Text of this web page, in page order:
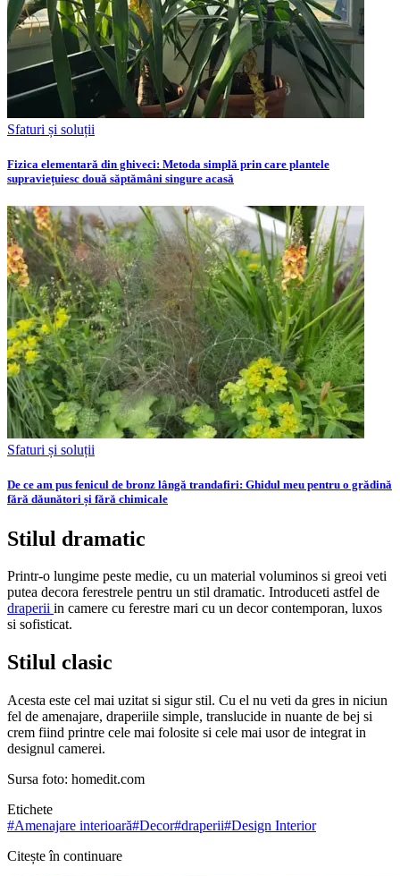
Sfaturi și soluții
Fizica elementară din ghiveci: Metoda simplă prin care plantele
supraviețuiesc două săptămâni singure acasă
Sfaturi și soluții
De ce am pus fenicul de bronz lângă trandafiri: Ghidul meu pentru o grădină
fără dăunători și fără chimicale
Stilul dramatic
Printr-o lungime peste medie, cu un material voluminos si greoi veti
putea decora ferestrele pentru un stil dramatic. Introduceti astfel de
draperii in camere cu ferestre mari cu un decor contemporan, luxos
si sofisticat.
Stilul clasic
Acesta este cel mai uzitat si sigur stil. Cu el nu veti da gres in niciun
fel de amenajare, draperiile simple, translucide in nuante de bej si
crem fiind printre cele mai folosite si cele mai usor de integrat in
designul camerei.
Sursa foto: homedit.com
Etichete
#Amenajare interioară#Decor#draperii#Design Interior
Citește în continuare